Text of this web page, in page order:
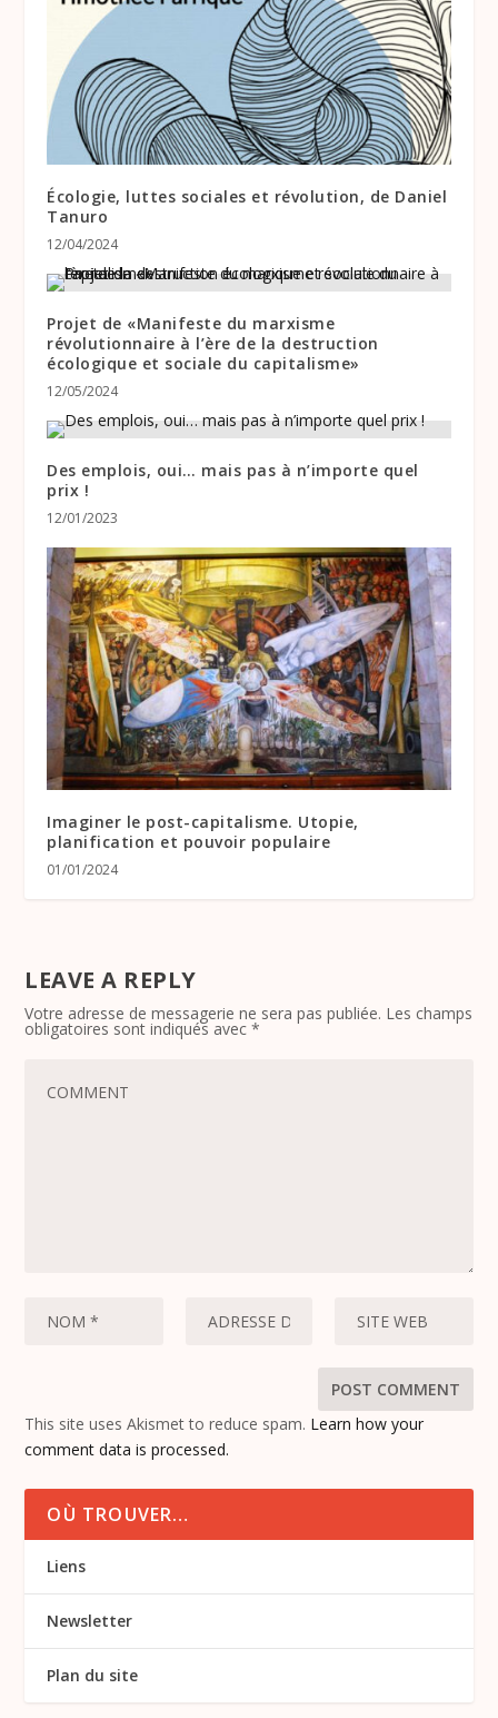
Écologie, luttes sociales et révolution, de Daniel
Tanuro
12/04/2024
Projet de «Manifeste du marxisme
révolutionnaire à l’ère de la destruction
écologique et sociale du capitalisme»
12/05/2024
Des emplois, oui… mais pas à n’importe quel
prix !
12/01/2023
Imaginer le post-capitalisme. Utopie,
planification et pouvoir populaire
01/01/2024
LEAVE A REPLY
Votre adresse de messagerie ne sera pas publiée. Les champs
obligatoires sont indiqués avec*
This site uses Akismet to reduce spam. Learn how your
comment data is processed.
OÙ TROUVER…
Liens
Newsletter
Plan du site